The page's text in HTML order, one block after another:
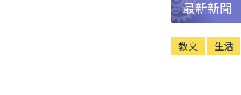
最新新聞
教文 生活